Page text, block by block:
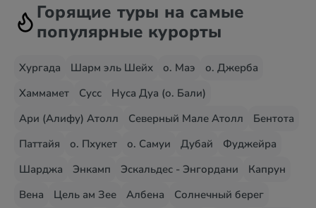
Горящие туры на самые
популярные курорты
Хургада Шарм эль Шейх о. Маэ
о. Джерба
Хаммамет
Сусс
Нуса Дуа (о. Бали)
Ари (Алифу) Атолл
Северный Мале Атолл
Бентота
Паттайя
о. Пхукет о. Самуи Дубай
Фуджейра
Шарджа
Энкамп Эскальдес - Энгордани
Капрун
Вена
Цель ам Зее Албена
Солнечный берег